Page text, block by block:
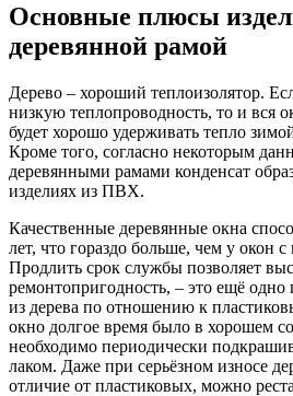
Основные плюсы
деревянной рамой
Дерево – хороший теплоизолятор.
низкую теплопроводность, то и вся
будет хорошо удерживать тепло
Кроме того, согласно некоторым
деревянными рамами конденсат
изделиях из ПВХ.
Качественные деревянные окна
лет, что гораздо больше, чем у окон
Продлить срок службы позволяет
ремонтопригодность, – это ещё
из дерева по отношению к
окно долгое время было в хорошем
необходимо периодически
лаком. Даже при серьёзном износе
отличие от пластиковых, можно